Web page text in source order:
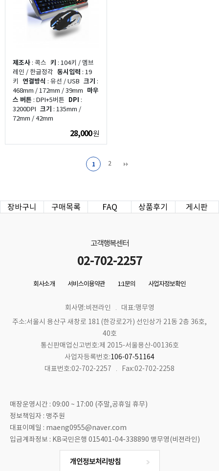
제조사 : 콕스 키 : 104키 / 멤브
레인 / 한글정각 동시입력 : 19
키
연결방식 : 유선 / USB 크기 :
468mm / 172mm / 39mm 마우
스 버튼 : DPI+5버튼 DPI :
3200DPI 크기 : 135mm /
72mm / 42mm
28,000원
1 2
장바구니 구매목록 FAQ 상품후기 게시판
고객행복센터
02-702-2257
회사소개 서비스이용약관 1:1문의 사업자정보확인
회사명:비젼라인
대표:맹무영
주소:서울시 용산구 새창로 181 (한강로2가) 선인상가 21동 2층 36호,
40호
통신판매업신고번호:제 2015-서울용산-00136호
사업자등록번호:106-07-51164
대표번호:02-702-2257
Fax:02-702-2258
매장운영시간 : 09:00 ~ 17:00 (주말,공휴일 휴무)
정보책임자 : 맹주원
대표이메일 : maeng0955@naver.com
입금계좌정보 : KB국민은행 015401-04-338890 맹무영(비젼라인)
개인정보처리방침